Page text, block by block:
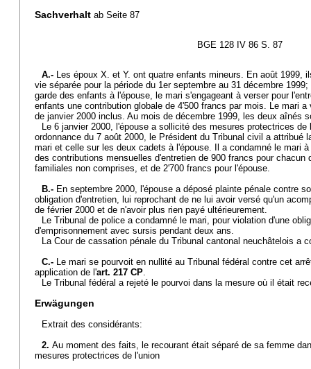
Sachverhalt ab Seite 87
BGE 128 IV 86 S. 87
A.- Les époux X. et Y. ont quatre enfants mineurs. En août 1999,
vie séparée pour la période du 1er septembre au 31 décembre
garde des enfants à l'épouse, le mari s'engageant à verser pour
enfants une contribution globale de 4'500 francs par mois. Le mari
de janvier 2000 inclus. Au mois de décembre 1999, les deux aînés
Le 6 janvier 2000, l'épouse a sollicité des mesures protectrices de
ordonnance du 7 août 2000, le Président du Tribunal civil a attribué
mari et celle sur les deux cadets à l'épouse. Il a condamné le mari
des contributions mensuelles d'entretien de 900 francs pour
familiales non comprises, et de 2'700 francs pour l'épouse.
B.- En septembre 2000, l'épouse a déposé plainte pénale contre
obligation d'entretien, lui reprochant de ne lui avoir versé qu'un
de février 2000 et de n'avoir plus rien payé ultérieurement.
Le Tribunal de police a condamné le mari, pour violation d'une
d'emprisonnement avec sursis pendant deux ans.
La Cour de cassation pénale du Tribunal cantonal neuchâtelois a
C.- Le mari se pourvoit en nullité au Tribunal fédéral contre cet
application de l'art. 217 CP.
Le Tribunal fédéral a rejeté le pourvoi dans la mesure où il était
Erwägungen
Extrait des considérants:
2. Au moment des faits, le recourant était séparé de sa femme
mesures protectrices de l'union